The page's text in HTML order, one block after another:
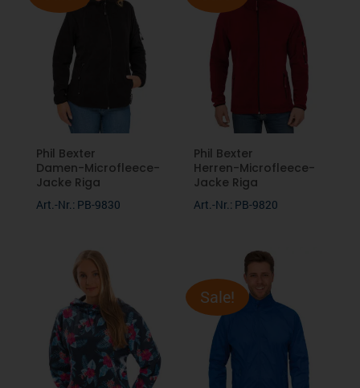
Jacken
Softshell
Fleecebekleidung
Hosen
Fruit of the Loom
Phil Bexter
Pen Duick
Karlowsky
Stedman
Promodoro
Malfini
Über uns
Beratung
Downloads
Newsletter
Firmenbekleidung
Verschiedene Anlässe
Phil Bexter
Damen-Microfleece-
Jacke Riga
Art.-Nr.: PB-9830
Phil Bexter
Herren-Microfleece-
Jacke Riga
Art.-Nr.: PB-9820
Sale!